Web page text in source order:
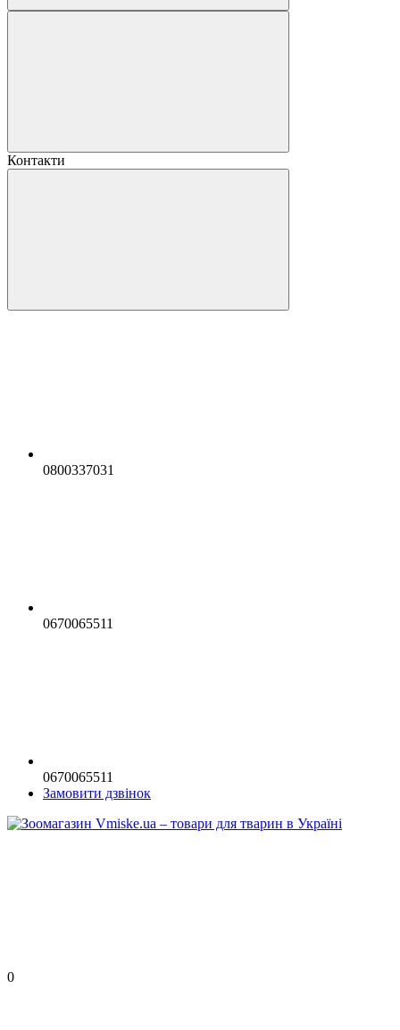
Контакти
0800337031
0670065511
0670065511
Замовити дзвінок
0